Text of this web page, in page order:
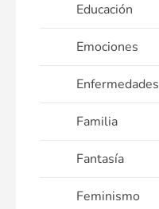
Educación
Emociones
Enfermedades
Familia
Fantasía
Feminismo